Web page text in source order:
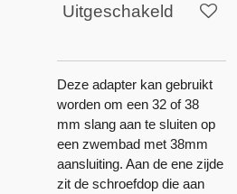
Uitgeschakeld
Deze adapter kan gebruikt
worden om een 32 of38
mm slang aan te sluiten op
een zwembad met 38mm
aansluiting. Aan de ene zijde
zit de schroefdop die aan